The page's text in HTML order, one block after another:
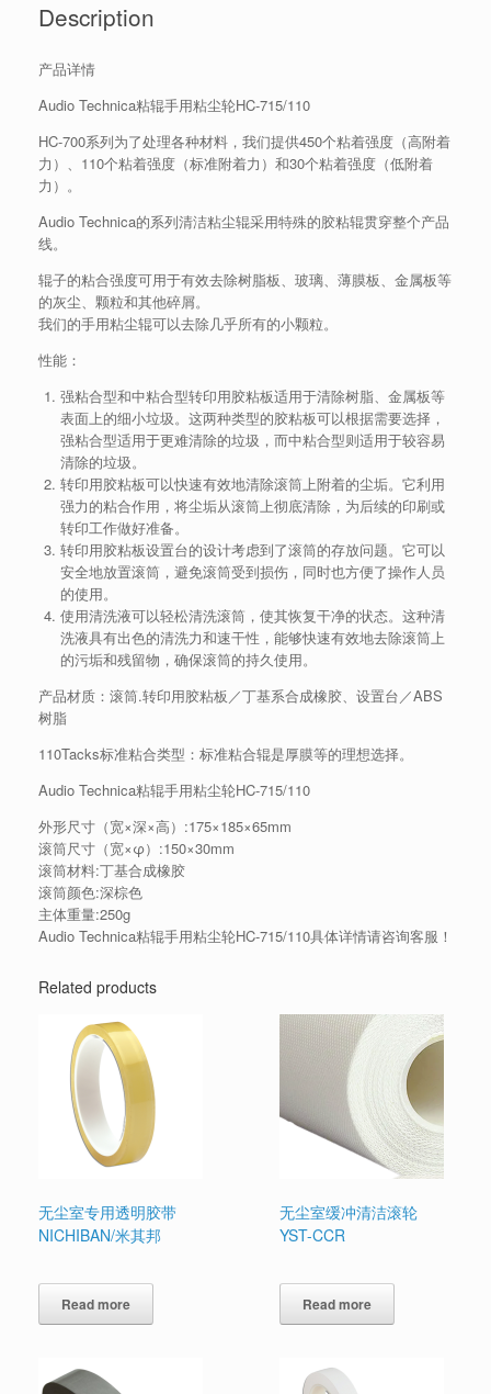
Description
产品详情
Audio Technica粘辊手用粘尘轮HC-715/110
HC-700系列为了处理各种材料，我们提供450个粘着强度（高附着
力）、110个粘着强度（标准附着力）和30个粘着强度（低附着
力）。
Audio Technica的系列清洁粘尘辊采用特殊的胶粘辊贯穿整个产品
线。
辊子的粘合强度可用于有效去除树脂板、玻璃、薄膜板、金属板等
的灰尘、颗粒和其他碎屑。
我们的手用粘尘辊可以去除几乎所有的小颗粒。
性能：
强粘合型和中粘合型转印用胶粘板适用于清除树脂、金属板等
表面上的细小垃圾。这两种类型的胶粘板可以根据需要选择，
强粘合型适用于更难清除的垃圾，而中粘合型则适用于较容易
清除的垃圾。
转印用胶粘板可以快速有效地清除滚筒上附着的尘垢。它利用
强力的粘合作用，将尘垢从滚筒上彻底清除，为后续的印刷或
转印工作做好准备。
转印用胶粘板设置台的设计考虑到了滚筒的存放问题。它可以
安全地放置滚筒，避免滚筒受到损伤，同时也方便了操作人员
的使用。
使用清洗液可以轻松清洗滚筒，使其恢复干净的状态。这种清
洗液具有出色的清洗力和速干性，能够快速有效地去除滚筒上
的污垢和残留物，确保滚筒的持久使用。
产品材质：滚筒.转印用胶粘板／丁基系合成橡胶、设置台／ABS
树脂
110Tacks标准粘合类型：标准粘合辊是厚膜等的理想选择。
Audio Technica粘辊手用粘尘轮HC-715/110
外形尺寸（宽×深×高）:175×185×65mm
滚筒尺寸（宽×φ）:150×30mm
滚筒材料:丁基合成橡胶
滚筒颜色:深棕色
主体重量:250g
Audio Technica粘辊手用粘尘轮HC-715/110具体详情请咨询客服！
Related products
无尘室专用透明胶带
NICHIBAN/米其邦
Read more
无尘室缓冲清洁滚轮
YST-CCR
Read more